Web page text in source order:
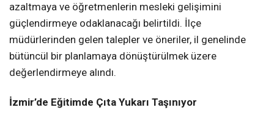
azaltmaya ve öğretmenlerin mesleki gelişimini
güçlendirmeye odaklanacağı belirtildi. İlçe
müdürlerinden gelen talepler ve öneriler, il genelinde
bütüncül bir planlamaya dönüştürülmek üzere
değerlendirmeye alındı.
İzmir’de Eğitimde Çıta Yukarı Taşınıyor